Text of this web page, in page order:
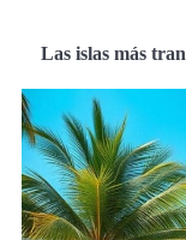
Las islas más